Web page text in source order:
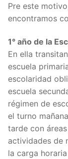
Pre este
encontramos
1° año de la
En ella
escuela
escolaridad
escuela
régimen de
el turno
tarde con
actividades de
la carga